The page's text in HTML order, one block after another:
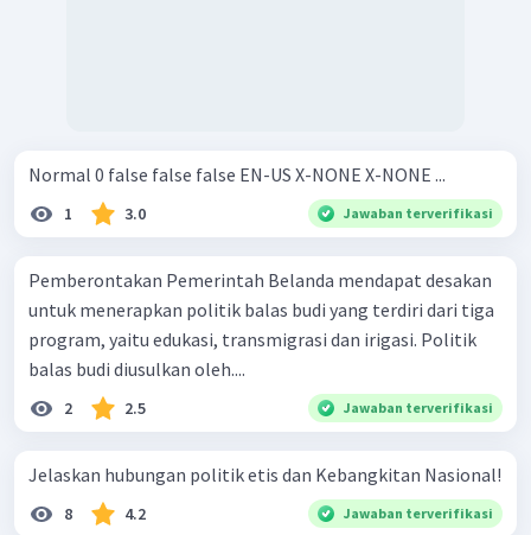
Normal 0 false false false EN-US X-NONE X-NONE ...
1 3.0 Jawaban terverifikasi
Pemberontakan Pemerintah Belanda mendapat desakan
untuk menerapkan politik balas budi yang terdiri dari tiga
program, yaitu edukasi, transmigrasi dan irigasi. Politik
balas budi diusulkan oleh....
2 2.5 Jawaban terverifikasi
Jelaskan hubungan politik etis dan Kebangkitan Nasional!
8 4.2 Jawaban terverifikasi